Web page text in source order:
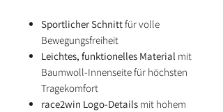
Sportlicher Schnittfür volle
Bewegungsfreiheit
Leichtes, funktionelles Material mit
Baumwoll-Innenseite für höchsten
Tragekomfort
race2win Logo-Details mit hohem